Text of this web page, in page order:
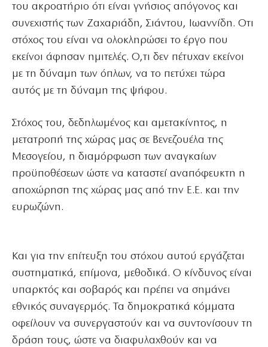
του ακροατήριο ότι είναι γνήσιος απόγονος και
συνεχιστής των Ζαχαριάδη, Σιάντου, Ιωαννίδη. Οτι
στόχος του είναι να ολοκληρώσει το έργο που
εκείνοι άφησαν ημιτελές. Ο,τι δεν πέτυχαν εκείνοι
με τη δύναμη των όπλων, να το πετύχει τώρα
αυτός με τη δύναμη της ψήφου.
Στόχος του, δεδηλωμένος και αμετακίνητος, η
μετατροπή της χώρας μας σε Βενεζουέλα της
Μεσογείου, η διαμόρφωση των αναγκαίων
προϋποθέσεων ώστε να καταστεί αναπόφευκτη η
αποχώρηση της χώρας μας από την Ε.Ε. και την
ευρωζώνη.
Και για την επίτευξη του στόχου αυτού εργάζεται
συστηματικά, επίμονα, μεθοδικά. Ο κίνδυνος είναι
υπαρκτός και σοβαρός και πρέπει να σημάνει
εθνικός συναγερμός. Τα δημοκρατικά κόμματα
οφείλουν να συνεργαστούν και να συντονίσουν τη
δράση τους, ώστε να διαφυλαχθούν και να